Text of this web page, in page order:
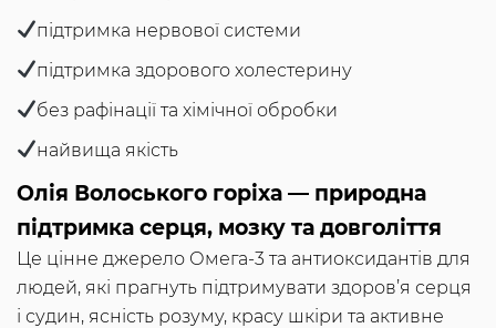
підтримка нервової системи
підтримка здорового холестерину
без рафінації та хімічної обробки
найвища якість
Олія Волоського горіха — природна
підтримка серця, мозку та довголіття
Це цінне джерело Омега-3 та антиоксидантів для
людей, які прагнуть підтримувати здоров’я серця
і судин, ясність розуму, красу шкіри та активне